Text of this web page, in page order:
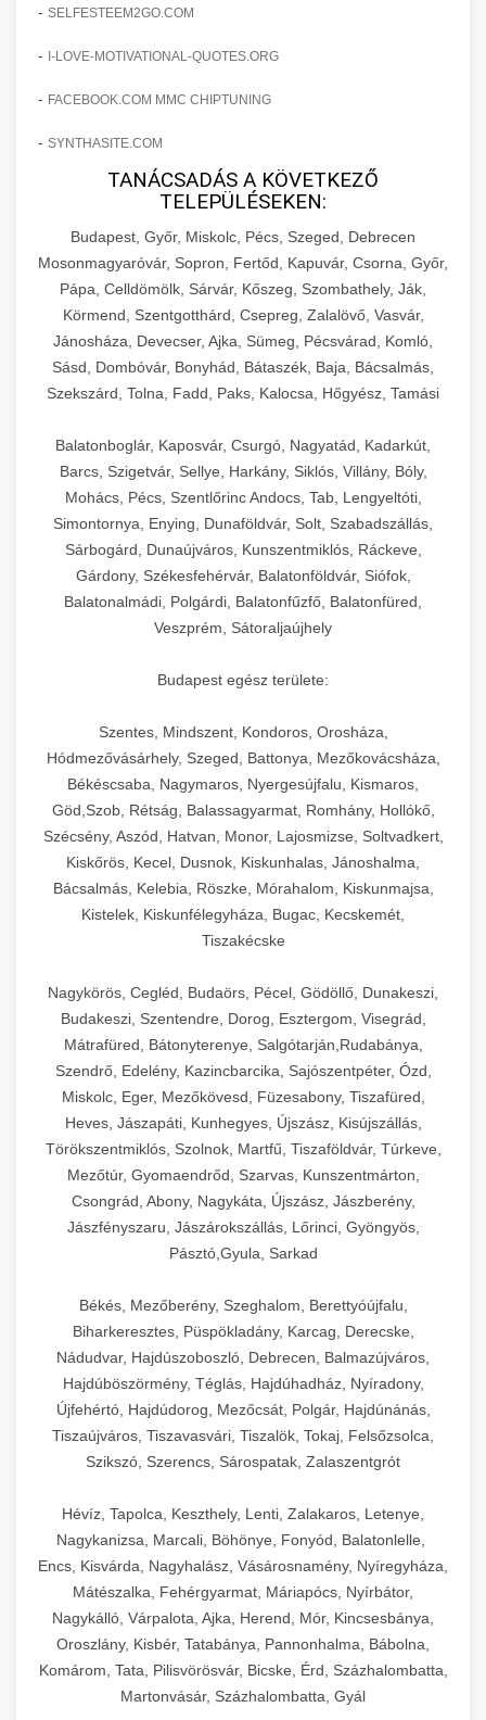
amelyek valós eredményeket hoznak.
szonyegtisztito.net
marketing stratégiai tervrajz
útjáról, bemutatva az utat a küzdő praxistól a
virágzó vállalkozásig 150%-os növekedéssel.
klinika átalakulási történet
Érdeklődés 150%-os Fokozása
Technikák és módszerek a páciensek
érdeklődésének és elkötelezettségének drámai
növeléséhez. Egy 150%-os fellendülési
esettanulmány gyakorlati betekintésekkel.
weboldal-keszites.co
elkötelezettség erősítési módszerek
🎮 19. AI Google Ads és Meta
Kampány Kezelés
Fejlett AI-alapú Google Ads és Meta hirdetési
kampánykezelés. Optimalizálja hirdetési
költségvetését gépi tanulással és
automatizálással.
aikampany.hu AI hirdetési automatizálás
🍞 20. Ipari Dagasztógép +
Professzionális ipari dagasztógépek és
tésztakeverő gépek pékségek és kereskedelmi
konyhák számára. Masszív konstrukció
megbízható teljesítményhez.
chef-iparikonyhagepek.hu
kereskedelmi tésztakeverő
🔪 21. Ipari Szeletelőgép +
Ipari hús- és sajtszeletelő gépek professzionális
élelmiszer-előkészítéshez. Precíziós vágás
állítható vastagság beállítással.
chef-iparikonyhagepek.hu
professzionális élelmiszer szeletelő
📦 22. Vákuumozó Gép +
Kereskedelmi vákuumcsomagoló berendezések
élelmiszerek tartósításához. Hosszabbítsa a
szavatossági időt és tartsa meg a termék
frissességét.
🎁 23. Vákuumfóliázó Gép +
Ipari vákuumfóliázó gépek professzionális
Hatékony lezárási és tartósítási megoldások.
chef-iparikonyhagepek.hu
kereskedelmi csomagoló gép
professzionális konyhák számára. Nagy
kapacitású sütő- és főzőberendezés precíz
hőmérséklet-szabályozással.
chef-iparikonyhagepek.hu
kereskedelmi sütősütő
❄️ 25. Ipari Hűtőszekrény +
Professzionális hűtőegységek és hűtőkamrák
kereskedelmi konyhák számára.
Energiahatékony hűtési megoldások nagy
kapacitással.
chef-iparikonyhagepek.hu
💧 26. Ipari Mosogatógép +
Kereskedelmi mosogatóberendezések nagy
forgalmú éttermi műveletekhez. Gyors tisztítási
ciklusok fertőtlenítési képességekkel.
chef-iparikonyhagepek.hu
🧀 27. Ipari Sajtreszelő Gép +
élelmiszer-előkészítéshez. Különböző reszelési
méretek különböző alkalmazásokhoz.
chef-iparikonyhagepek.hu
kereskedelmi sajtreszelő
🍳 28. Nagykonyhai
Berendezések
+
Teljes körű nagykonyhai berendezések és
professzionális vendéglátóipari kellékek.
Minden, ami szükséges éttermi és catering
műveletekhez.
chef-iparikonyhagepek.hu
kereskedelmi konyhai megoldások
- SELFESTEEM2GO.COM
- I-LOVE-MOTIVATIONAL-QUOTES.ORG
- FACEBOOK.COM MMC CHIPTUNING
- SYNTHASITE.COM
TANÁCSADÁS A KÖVETKEZŐ
TELEPÜLÉSEKEN:
Budapest, Győr, Miskolc, Pécs, Szeged, Debrecen
Mosonmagyaróvár, Sopron, Fertőd, Kapuvár, Csorna, Győr,
Pápa, Celldömölk, Sárvár, Kőszeg, Szombathely, Ják,
Körmend, Szentgotthárd, Csepreg, Zalalövő, Vasvár,
Jánosháza, Devecser, Ajka, Sümeg, Pécsvárad, Komló,
Sásd, Dombóvár, Bonyhád, Bátaszék, Baja, Bácsalmás,
Szekszárd, Tolna, Fadd, Paks, Kalocsa, Hőgyész, Tamási
Balatonboglár, Kaposvár, Csurgó, Nagyatád, Kadarkút,
Barcs, Szigetvár, Sellye, Harkány, Siklós, Villány, Bóly,
Mohács, Pécs, Szentlőrinc Andocs, Tab, Lengyeltóti,
Simontornya, Enying, Dunaföldvár, Solt, Szabadszállás,
Sárbogárd, Dunaújváros, Kunszentmiklós, Ráckeve,
Gárdony, Székesfehérvár, Balatonföldvár, Siófok,
Balatonalmádi, Polgárdi, Balatonfűzfő, Balatonfüred,
Veszprém, Sátoraljaújhely
Budapest egész területe:
Szentes, Mindszent, Kondoros, Orosháza,
Hódmezővásárhely, Szeged, Battonya, Mezőkovácsháza,
Békéscsaba, Nagymaros, Nyergesújfalu, Kismaros,
Göd,Szob, Rétság, Balassagyarmat, Romhány, Hollókő,
Szécsény, Aszód, Hatvan, Monor, Lajosmizse, Soltvadkert,
Kiskőrös, Kecel, Dusnok, Kiskunhalas, Jánoshalma,
Bácsalmás, Kelebia, Röszke, Mórahalom, Kiskunmajsa,
Kistelek, Kiskunfélegyháza, Bugac, Kecskemét,
Tiszakécske
Nagykörös, Cegléd, Budaörs, Pécel, Gödöllő, Dunakeszi,
Budakeszi, Szentendre, Dorog, Esztergom, Visegrád,
Mátrafüred, Bátonyterenye, Salgótarján,Rudabánya,
Szendrő, Edelény, Kazincbarcika, Sajószentpéter, Ózd,
Miskolc, Eger, Mezőkövesd, Füzesabony, Tiszafüred,
Heves, Jászapáti, Kunhegyes, Újszász, Kisújszállás,
Törökszentmiklós, Szolnok, Martfű, Tiszaföldvár, Túrkeve,
Mezőtúr, Gyomaendrőd, Szarvas, Kunszentmárton,
Csongrád, Abony, Nagykáta, Újszász, Jászberény,
Jászfényszaru, Jászárokszállás, Lőrinci, Gyöngyös,
Pásztó,Gyula, Sarkad
Békés, Mezőberény, Szeghalom, Berettyóújfalu,
Biharkeresztes, Püspökladány, Karcag, Derecske,
Nádudvar, Hajdúszoboszló, Debrecen, Balmazújváros,
Hajdúböszörmény, Téglás, Hajdúhadház, Nyíradony,
Újfehértó, Hajdúdorog, Mezőcsát, Polgár, Hajdúnánás,
Tiszaújváros, Tiszavasvári, Tiszalök, Tokaj, Felsőzsolca,
Szikszó, Szerencs, Sárospatak, Zalaszentgrót
Hévíz, Tapolca, Keszthely, Lenti, Zalakaros, Letenye,
Nagykanizsa, Marcali, Böhönye, Fonyód, Balatonlelle,
Encs, Kisvárda, Nagyhalász, Vásárosnamény, Nyíregyháza,
Mátészalka, Fehérgyarmat, Máriapócs, Nyírbátor,
Nagykálló, Várpalota, Ajka, Herend, Mór, Kincsesbánya,
Oroszlány, Kisbér, Tatabánya, Pannonhalma, Bábolna,
Komárom, Tata, Pilisvörösvár, Bicske, Érd, Százhalombatta,
Martonvásár, Százhalombatta, Gyál